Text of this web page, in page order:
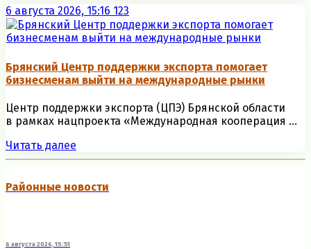
6 августа 2026, 15:16 123
Брянский Центр поддержки экспорта помогает
бизнесменам выйти на международные рынки
Центр поддержки экспорта (ЦПЭ) Брянской области
в рамках нацпроекта «Международная кооперация ...
Читать далее
Районные новости
6 августа 2026, 15:51